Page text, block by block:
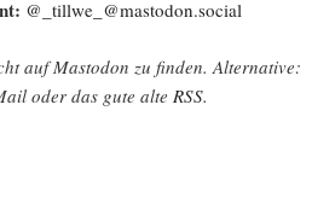
@_tillwe_@mastodon.social
auf Mast­o­don zu fin­den. Alter­na­ti­ve:
oder das gute alte RSS.